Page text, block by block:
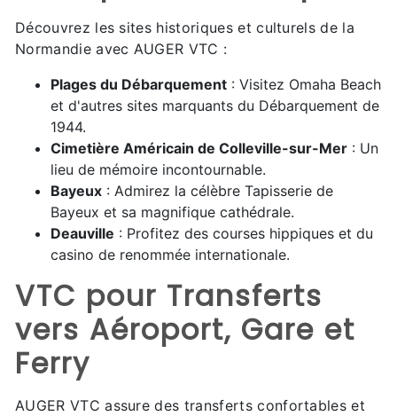
Découvrez les sites historiques et culturels de la
Normandie avec AUGER VTC :
Plages du Débarquement : Visitez Omaha Beach
et d'autres sites marquants du Débarquement de
1944.
Cimetière Américain de Colleville-sur-Mer : Un
lieu de mémoire incontournable.
Bayeux : Admirez la célèbre Tapisserie de
Bayeux et sa magnifique cathédrale.
Deauville : Profitez des courses hippiques et du
casino de renommée internationale.
VTC pour Transferts
vers Aéroport, Gare et
Ferry
AUGER VTC assure des transferts confortables et